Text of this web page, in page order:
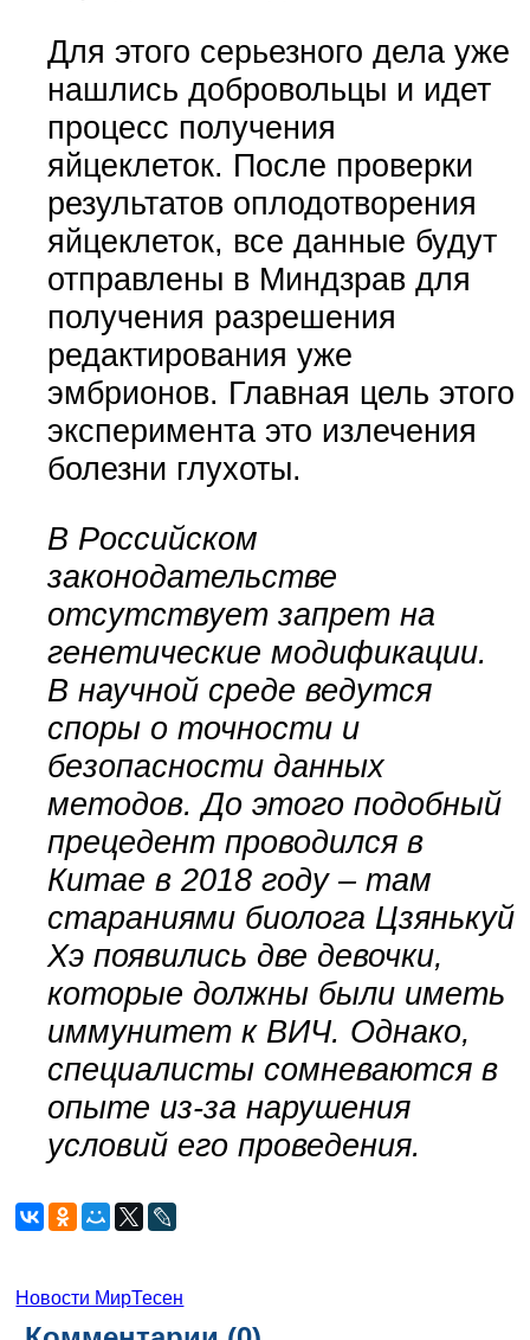
Для этого серьезного дела уже
нашлись добровольцы и идет
процесс получения
яйцеклеток. После проверки
результатов оплодотворения
яйцеклеток, все данные будут
отправлены в Миндзрав для
получения разрешения
редактирования уже
эмбрионов. Главная цель этого
эксперимента это излечения
болезни глухоты.
В Российском
законодательстве
отсутствует запрет на
генетические модификации.
В научной среде ведутся
споры о точности и
безопасности данных
методов. До этого подобный
прецедент проводился в
Китае в 2018 году – там
стараниями биолога Цзянькуй
Хэ появились две девочки,
которые должны были иметь
иммунитет к ВИЧ. Однако,
специалисты сомневаются в
опыте из-за нарушения
условий его проведения.
Новости МирТесен